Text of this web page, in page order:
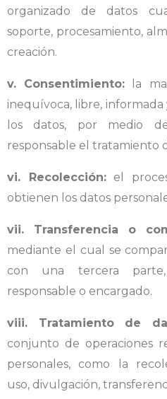
organizado de datos
soporte, procesamiento,
creación.
v. Consentimiento: la
inequívoca, libre,
los datos, por medio
responsable el tratamiento
vi. Recolección:el
obtienen los datos
vii. Transferencia o
mediante el cual se
con una tercera
responsable o encargado.
viii. Tratamiento de
conjunto de operaciones
personales, como la
uso, divulgación,